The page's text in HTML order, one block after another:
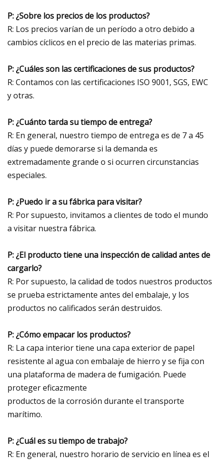
P: ¿Sobre los precios de los productos?
R: Los precios varían de un período a otro debido a
cambios cíclicos en el precio de las materias primas.
P: ¿Cuáles son las certificaciones de sus productos?
R: Contamos con las certificaciones ISO 9001, SGS, EWC
y otras.
P: ¿Cuánto tarda su tiempo de entrega?
R: En general, nuestro tiempo de entrega es de 7 a 45
días y puede demorarse si la demanda es
extremadamente grande o si ocurren circunstancias
especiales.
P: ¿Puedo ir a su fábrica para visitar?
R: Por supuesto, invitamos a clientes de todo el mundo
a visitar nuestra fábrica.
P: ¿El producto tiene una inspección de calidad antes de
cargarlo?
R: Por supuesto, la calidad de todos nuestros productos
se prueba estrictamente antes del embalaje, y los
productos no calificados serán destruidos.
P: ¿Cómo empacar los productos?
R: La capa interior tiene una capa exterior de papel
resistente al agua con embalaje de hierro y se fija con
una plataforma de madera de fumigación. Puede
proteger eficazmente
productos de la corrosión durante el transporte
marítimo.
P: ¿Cuál es su tiempo de trabajo?
R: En general, nuestro horario de servicio en línea es el